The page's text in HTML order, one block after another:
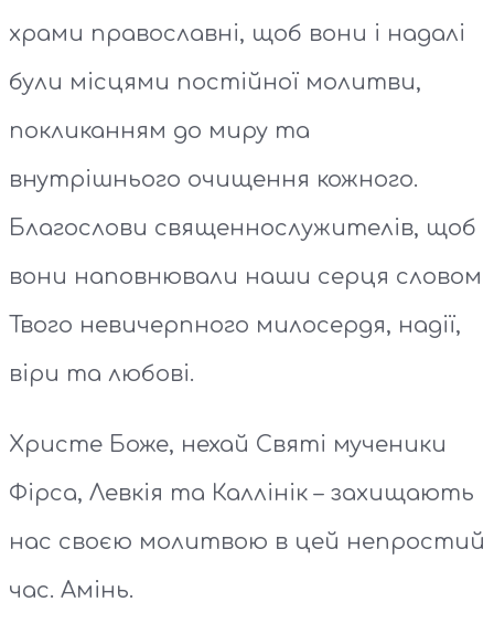
храми православні, щоб вони і надалі
були місцями постійної молитви,
покликанням до миру та
внутрішнього очищення кожного.
Благослови священнослужителів, щоб
вони наповнювали наши серця словом
Твого невичерпного милосердя, надії,
віри та любові.
Христе Боже, нехай Святі мученики
Фірса, Левкія та Каллінік – захищають
нас своєю молитвою в цей непростий
час. Амінь.